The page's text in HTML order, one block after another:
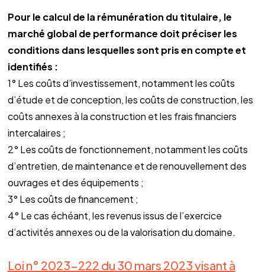
Pour le calcul de la rémunération du titulaire, le
marché global de performance doit préciser les
conditions dans lesquelles sont pris en compte et
identifiés :
1° Les coûts d’investissement, notamment les coûts
d’étude et de conception, les coûts de construction, les
coûts annexes à la construction et les frais financiers
intercalaires ;
2° Les coûts de fonctionnement, notamment les coûts
d’entretien, de maintenance et de renouvellement des
ouvrages et des équipements ;
3° Les coûts de financement ;
4° Le cas échéant, les revenus issus de l’exercice
d’activités annexes ou de la valorisation du domaine.
Loi n° 2023-222 du 30 mars 2023 visant à